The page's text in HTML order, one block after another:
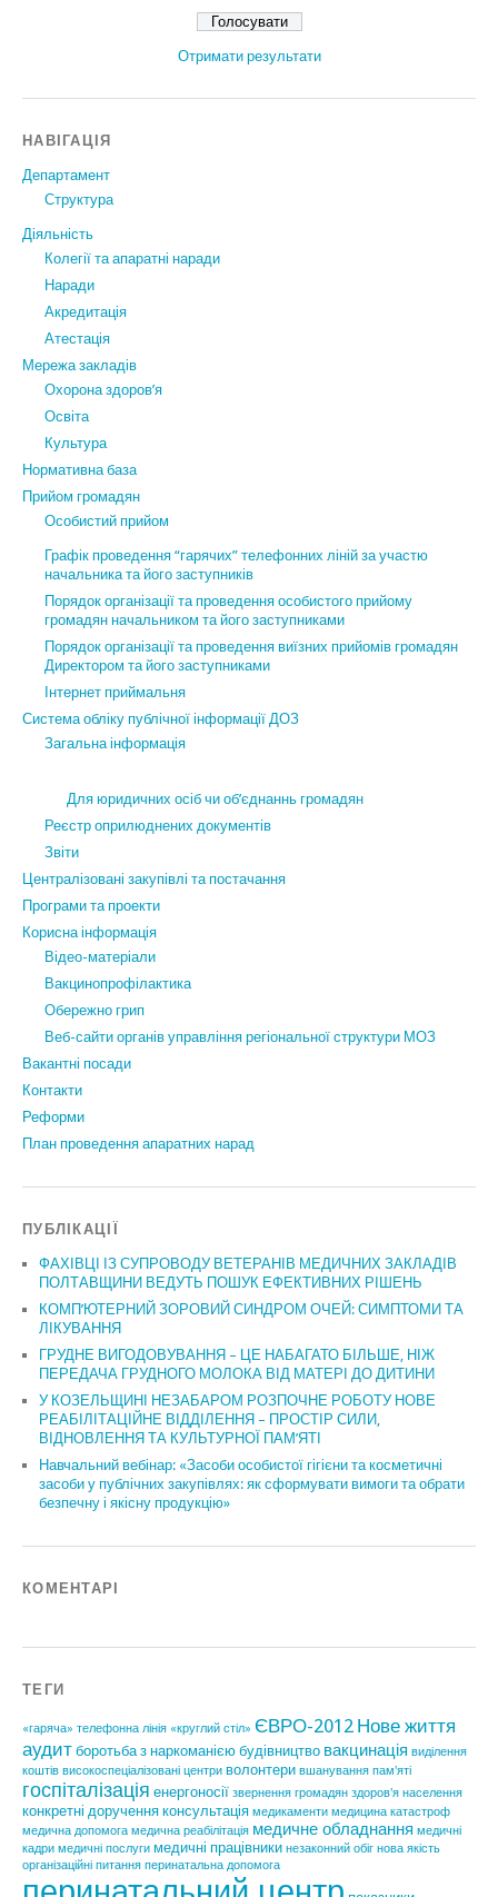
Отримати результати
НАВІГАЦІЯ
Департамент
Структура
Діяльність
Колегії та апаратні наради
Наради
Акредитація
Атестація
Мережа закладів
Охорона здоров’я
Освіта
Культура
Нормативна база
Прийом громадян
Особистий прийом
Графік проведення “гарячих” телефонних ліній за участю
начальника та його заступників
Порядок організації та проведення особистого прийому
громадян начальником та його заступниками
Порядок організації та проведення виїзних прийомів громадян
Директором та його заступниками
Інтернет приймальня
Система обліку публічної інформації ДОЗ
Загальна інформація
Для юридичних осіб чи об’єднаннь громадян
Реєстр оприлюднених документів
Звіти
Централізовані закупівлі та постачання
Програми та проекти
Корисна інформація
Відео-матеріали
Вакцинопрофілактика
Обережно грип
Веб-сайти органів управління регіональної структури МОЗ
Вакантні посади
Контакти
Реформи
План проведення апаратних нарад
ПУБЛІКАЦІЇ
ФАХІВЦІ ІЗ СУПРОВОДУ ВЕТЕРАНІВ МЕДИЧНИХ ЗАКЛАДІВ
ПОЛТАВЩИНИ ВЕДУТЬ ПОШУК ЕФЕКТИВНИХ РІШЕНЬ
КОМП’ЮТЕРНИЙ ЗОРОВИЙ СИНДРОМ ОЧЕЙ: СИМПТОМИ ТА
ЛІКУВАННЯ
ГРУДНЕ ВИГОДОВУВАННЯ – ЦЕ НАБАГАТО БІЛЬШЕ, НІЖ
ПЕРЕДАЧА ГРУДНОГО МОЛОКА ВІД МАТЕРІ ДО ДИТИНИ
У КОЗЕЛЬЩИНІ НЕЗАБАРОМ РОЗПОЧНЕ РОБОТУ НОВЕ
РЕАБІЛІТАЦІЙНЕ ВІДДІЛЕННЯ – ПРОСТІР СИЛИ,
ВІДНОВЛЕННЯ ТА КУЛЬТУРНОЇ ПАМ’ЯТІ
Навчальний вебінар: «Засоби особистої гігієни та косметичні
засоби у публічних закупівлях: як сформувати вимоги та обрати
безпечну і якісну продукцію»
КОМЕНТАРІ
ТЕГИ
«гаряча» телефонна лінія «круглий стіл» ЄВРО-2012 Нове життя
аудит боротьба з наркоманією будівництво вакцинація виділення
коштів високоспеціалізовані центри волонтери вшанування пам'яті
госпіталізація енергоносії звернення громадян здоров'я населення
конкретні доручення консультація медикаменти медицина катастроф
медична допомога медична реабілітація медичне обладнання медичні
кадри медичні послуги медичні працівники незаконний обіг нова якість
організаційні питання перинатальна допомога